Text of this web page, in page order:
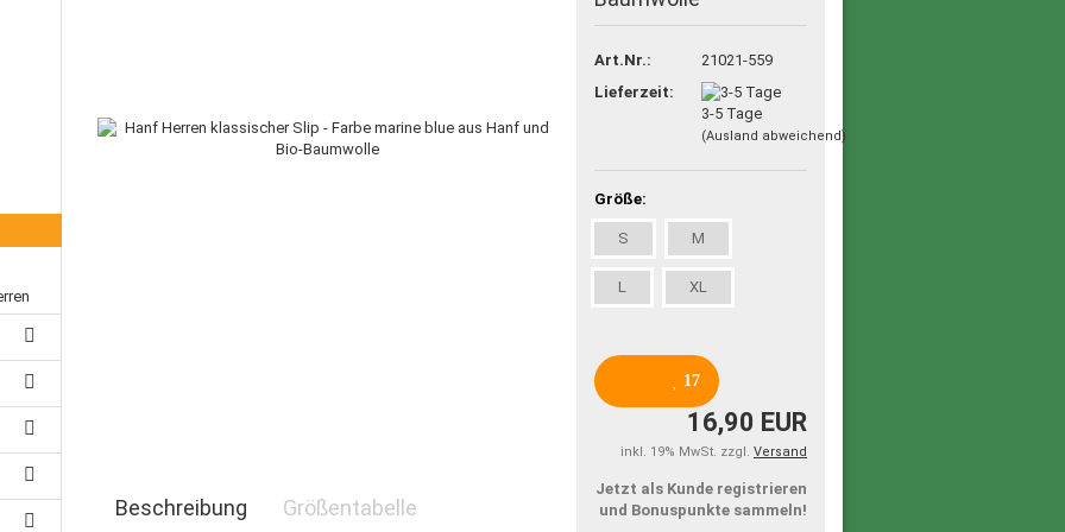
Art.Nr.:
21021-559
Lieferzeit:
3-5 Tage
(Ausland abweichend)
Größe:
S M
L XL
17
16,90 EUR
inkl. 19% MwSt. zzgl. Versand
Jetzt als Kunde registrieren
und Bonuspunkte sammeln!
Beschreibung Größentabelle